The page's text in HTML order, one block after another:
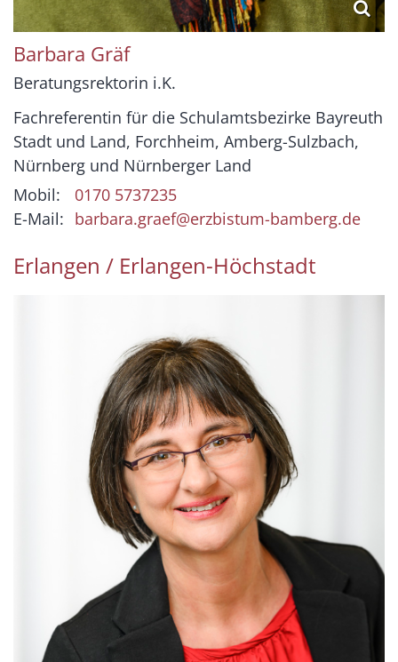
Barbara Gräf
Beratungsrektorin i.K.
Fachreferentin für die Schulamtsbezirke Bayreuth
Stadt und Land, Forchheim, Amberg-Sulzbach,
Nürnberg und Nürnberger Land
Mobil:
0170 5737235
E-Mail: barbara.graef@erzbistum-bamberg.de
Erlangen / Erlangen-Höchstadt